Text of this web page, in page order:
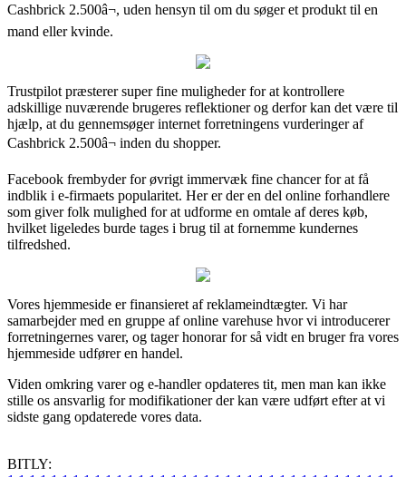
Cashbrick 2.500â¬, uden hensyn til om du søger et produkt til en
mand eller kvinde.
Trustpilot præsterer super fine muligheder for at kontrollere
adskillige nuværende brugeres reflektioner og derfor kan det være til
hjælp, at du gennemsøger internet forretningens vurderinger af
Cashbrick 2.500â¬ inden du shopper.
Facebook frembyder for øvrigt immervæk fine chancer for at få
indblik i e-firmaets popularitet. Her er der en del online forhandlere
som giver folk mulighed for at udforme en omtale af deres køb,
hvilket ligeledes burde tages i brug til at fornemme kundernes
tilfredshed.
Vores hjemmeside er finansieret af reklameindtægter. Vi har
samarbejder med en gruppe af online varehuse hvor vi introducerer
forretningernes varer, og tager honorar for så vidt en bruger fra vores
hjemmeside udfører en handel.
Viden omkring varer og e-handler opdateres tit, men man kan ikke
stille os ansvarlig for modifikationer der kan være udført efter at vi
sidste gang opdaterede vores data.
BITLY: